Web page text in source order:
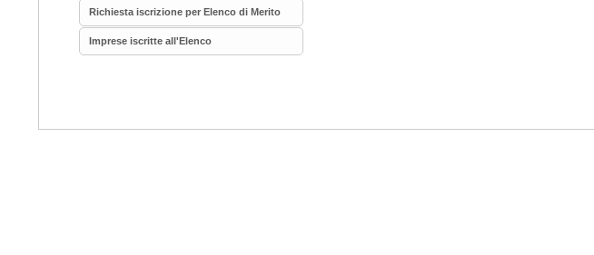
Richiesta iscrizione per Elenco di Merito
Imprese iscritte all'Elenco